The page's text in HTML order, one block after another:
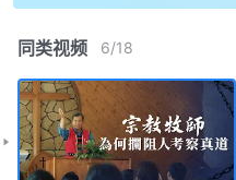
同类视频 6/18